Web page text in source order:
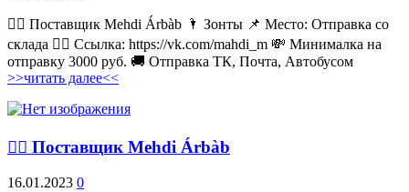
💁‍♂ Поставщик Mehdi Árbàb 🌂 Зонты 📌 Место: Отправка со
склада 👉🏻 Ссылка: https://vk.com/mahdi_m 💸 Минималка на
отправку 3000 руб. 🚚 Отправка ТК, Почта, Автобусом
>>читать далее<<
💁‍♂ Поставщик Mehdi Árbàb
16.01.2023 0